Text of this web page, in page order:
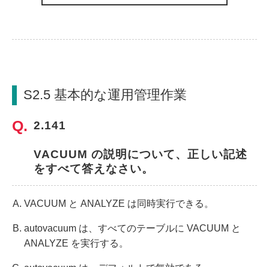
S2.5 基本的な運用管理作業
2.141
VACUUM の説明について、正しい記述
をすべて答えなさい。
VACUUM と ANALYZE は同時実行できる。
autovacuum は、すべてのテーブルに VACUUM と
ANALYZE を実行する。